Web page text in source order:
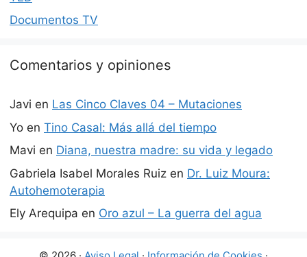
Documentos TV
Comentarios y opiniones
Javi en Las Cinco Claves 04 – Mutaciones
Yo en Tino Casal: Más allá del tiempo
Mavi en Diana, nuestra madre: su vida y legado
Gabriela Isabel Morales Ruiz en Dr. Luiz Moura:
Autohemoterapia
Ely Arequipa en Oro azul – La guerra del agua